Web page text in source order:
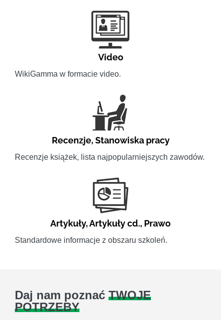
Video
WikiGamma w formacie video.
Recenzje,Stanowiska pracy
Recenzje książek, lista najpopularniejszych zawodów.
Artykuły,Artykuły cd., Prawo
Standardowe informacje z obszaru szkoleń.
Daj nam poznać TWOJE
POTRZEBY